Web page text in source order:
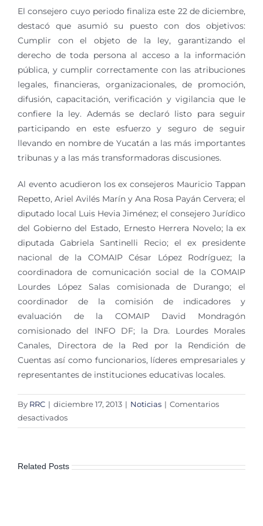
El consejero cuyo periodo finaliza este 22 de diciembre,
destacó que asumió su puesto con dos objetivos:
Cumplir con el objeto de la ley, garantizando el
derecho de toda persona al acceso a la información
pública, y cumplir correctamente con las atribuciones
legales, financieras, organizacionales, de promoción,
difusión, capacitación, verificación y vigilancia que le
confiere la ley. Además se declaró listo para seguir
participando en este esfuerzo y seguro de seguir
llevando en nombre de Yucatán a las más importantes
tribunas y a las más transformadoras discusiones.
Al evento acudieron los ex consejeros Mauricio Tappan
Repetto, Ariel Avilés Marín y Ana Rosa Payán Cervera; el
diputado local Luis Hevia Jiménez; el consejero Jurídico
del Gobierno del Estado, Ernesto Herrera Novelo; la ex
diputada Gabriela Santinelli Recio; el ex presidente
nacional de la COMAIP César López Rodríguez; la
coordinadora de comunicación social de la COMAIP
Lourdes López Salas comisionada de Durango; el
coordinador de la comisión de indicadores y
evaluación de la COMAIP David Mondragón
comisionado del INFO DF; la Dra. Lourdes Morales
Canales, Directora de la Red por la Rendición de
Cuentas así como funcionarios, líderes empresariales y
representantes de instituciones educativas locales.
By RRC | diciembre 17, 2013 | Noticias | Comentarios
desactivadosen
Consejero
rinde
Related Posts